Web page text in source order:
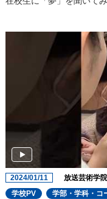
2024/01/11 放送芸術学
学校PV
学部・学科・コ